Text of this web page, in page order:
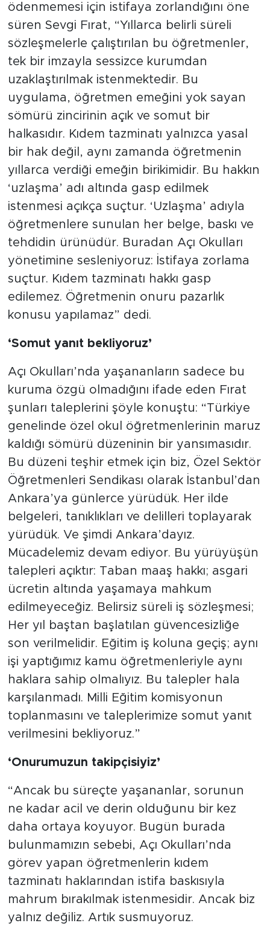
ödenmemesi için istifaya zorlandığını öne
süren Sevgi Fırat, “Yıllarca belirli süreli
sözleşmelerle çalıştırılan bu öğretmenler,
tek bir imzayla sessizce kurumdan
uzaklaştırılmak istenmektedir. Bu
uygulama, öğretmen emeğini yok sayan
sömürü zincirinin açık ve somut bir
halkasıdır. Kıdem tazminatı yalnızca yasal
bir hak değil, aynı zamanda öğretmenin
yıllarca verdiği emeğin birikimidir. Bu hakkın
‘uzlaşma’ adı altında gasp edilmek
istenmesi açıkça suçtur. ‘Uzlaşma’ adıyla
öğretmenlere sunulan her belge, baskı ve
tehdidin ürünüdür. Buradan Açı Okulları
yönetimine sesleniyoruz: İstifaya zorlama
suçtur. Kıdem tazminatı hakkı gasp
edilemez. Öğretmenin onuru pazarlık
konusu yapılamaz” dedi.
‘Somut yanıt bekliyoruz’
Açı Okulları’nda yaşananların sadece bu
kuruma özgü olmadığını ifade eden Fırat
şunları taleplerini şöyle konuştu: “Türkiye
genelinde özel okul öğretmenlerinin maruz
kaldığı sömürü düzeninin bir yansımasıdır.
Bu düzeni teşhir etmek için biz, Özel Sektör
Öğretmenleri Sendikası olarak İstanbul’dan
Ankara’ya günlerce yürüdük. Her ilde
belgeleri, tanıklıkları ve delilleri toplayarak
yürüdük. Ve şimdi Ankara’dayız.
Mücadelemiz devam ediyor. Bu yürüyüşün
talepleri açıktır: Taban maaş hakkı; asgari
ücretin altında yaşamaya mahkum
edilmeyeceğiz. Belirsiz süreli iş sözleşmesi;
Her yıl baştan başlatılan güvencesizliğe
son verilmelidir. Eğitim iş koluna geçiş; aynı
işi yaptığımız kamu öğretmenleriyle aynı
haklara sahip olmalıyız. Bu talepler hala
karşılanmadı. Milli Eğitim komisyonun
toplanmasını ve taleplerimize somut yanıt
verilmesini bekliyoruz.”
‘Onurumuzun takipçisiyiz’
“Ancak bu süreçte yaşananlar, sorunun
ne kadar acil ve derin olduğunu bir kez
daha ortaya koyuyor. Bugün burada
bulunmamızın sebebi, Açı Okulları’nda
görev yapan öğretmenlerin kıdem
tazminatı haklarından istifa baskısıyla
mahrum bırakılmak istenmesidir. Ancak biz
yalnız değiliz. Artık susmuyoruz.